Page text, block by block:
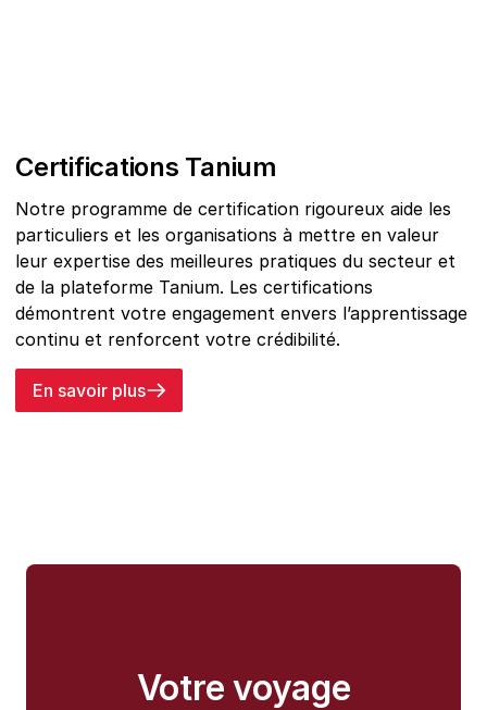
Certifications Tanium
Notre programme de certification rigoureux aide les
particuliers et les organisations à mettre en valeur
leur expertise des meilleures pratiques du secteur et
de la plateforme Tanium. Les certifications
démontrent votre engagement envers l’apprentissage
continu et renforcent votre crédibilité.
En savoir plus
Votre voyage